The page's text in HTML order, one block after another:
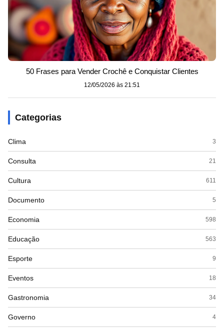
50 Frases para Vender Crochê e Conquistar Clientes
12/05/2026 às 21:51
Categorias
Clima 3
Consulta 21
Cultura 611
Documento 5
Economia 598
Educação 563
Esporte 9
Eventos 18
Gastronomia 34
Governo 4